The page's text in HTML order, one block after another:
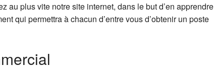
au plus vite notre site internet, dans le but d’en apprendre
qui permettra à chacun d’entre vous d’obtenir un poste